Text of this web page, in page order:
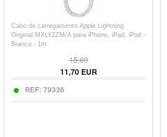
Cabo de carregamento Apple Lightning
Original MXLY2ZM/A para iPhone, iPad, iPod -
Branco - 1m
15,69
11,70EUR
REF: 79336